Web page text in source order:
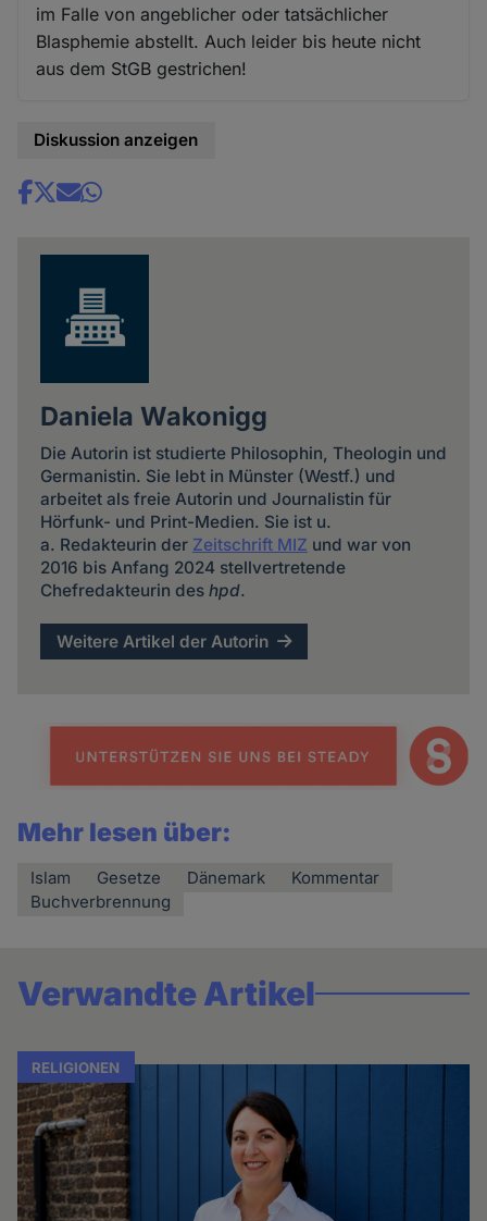
im Falle von angeblicher oder tatsächlicher
Blasphemie abstellt. Auch leider bis heute nicht
aus dem StGB gestrichen!
Diskussion anzeigen
Share
Daniela Wakonigg
Die Autorin ist studierte Philosophin, Theologin und
Germanistin. Sie lebt in Münster (Westf.) und
arbeitet als freie Autorin und Journalistin für
Hörfunk- und Print-Medien. Sie ist u.
a. Redakteurin der Zeitschrift MIZ und war von
2016 bis Anfang 2024 stellvertretende
Chefredakteurin des hpd.
Weitere Artikel der Autorin
Mehr lesen über:
Islam Gesetze Dänemark
Kommentar
Buchverbrennung
Verwandte Artikel
RELIGIONEN